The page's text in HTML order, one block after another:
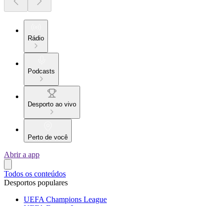
Rádio
Podcasts
Desporto ao vivo
Perto de você
Abrir a app
Todos os conteúdos
Desportos populares
UEFA Champions League